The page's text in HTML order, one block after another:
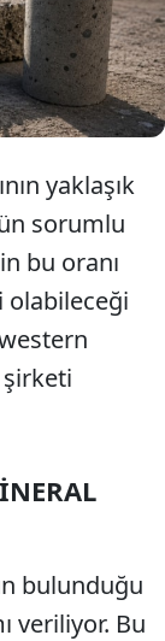
karbonu
yaklaşık
sorumlu
bu oranı
olabileceği
bulunduğu
veriliyor. Bu